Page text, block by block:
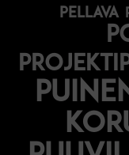
pellava